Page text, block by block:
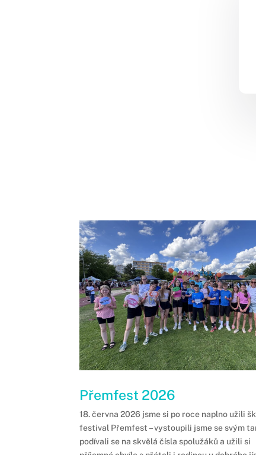
Přemfest 2026
18. června 2026 jsme si po roce naplno užili
festival Přemfest – vystoupili jsme se svým
podívali se na skvělá čísla spolužáků a užili si